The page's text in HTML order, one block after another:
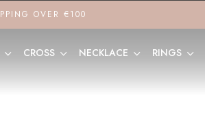
OVER €100
CROSS NECKLACE RINGS